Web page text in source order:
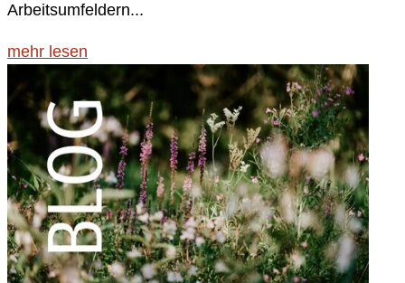
Arbeitsumfeldern...
mehr lesen